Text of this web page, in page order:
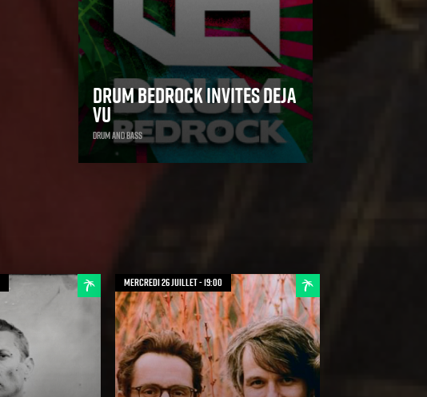
DRUM BEDROCK INVITES DEJA
VU
Drum and bass
mercredi 26 juillet - 19:00